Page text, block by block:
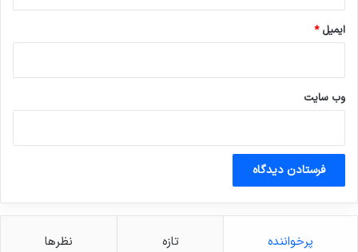
شود، جریمه به طور قابل توجهی بیشتر خواهد شد.
کپی لینک
ایمیل*
وب‌ سایت
پرخواننده تازه نظرها